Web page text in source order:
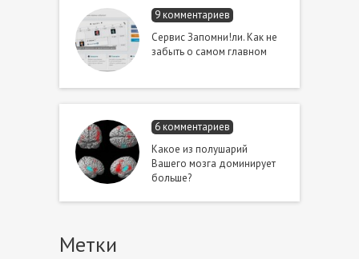
9 комментариев
Сервис Запомни!ли. Как не
забыть о самом главном
6 комментариев
Какое из полушарий
Вашего мозга доминирует
больше?
Метки